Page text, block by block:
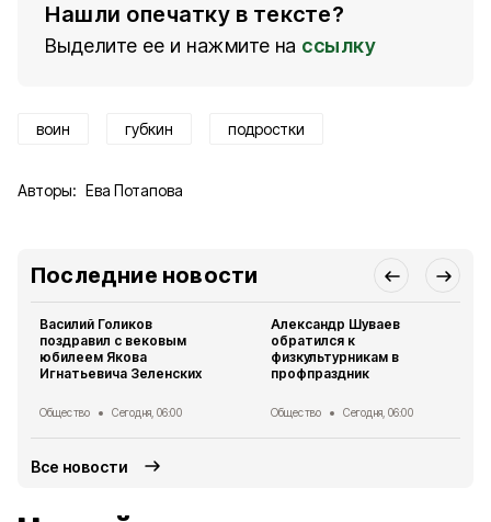
Нашли опечатку в тексте?
Выделите ее и нажмите на ссылку
воин губкин подростки
Авторы: Ева Потапова
Последние новости
Василий Голиков
поздравил с вековым
юбилеем Якова
Игнатьевича Зеленских
Общество Сегодня, 06:00
Александр Шуваев
обратился к
физкультурникам в
профпраздник
Общество Сегодня, 06:00
Все новости